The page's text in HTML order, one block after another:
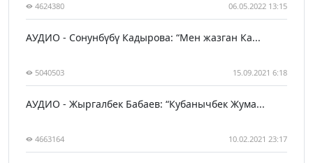
4624380 06.05.2022 13:15
АУДИО - Сонунбүбү Кадырова: “Мен жазган Ка...
5040503 15.09.2021 6:18
АУДИО - Жыргалбек Бабаев: “Кубанычбек Жума...
4663164 10.02.2021 23:17